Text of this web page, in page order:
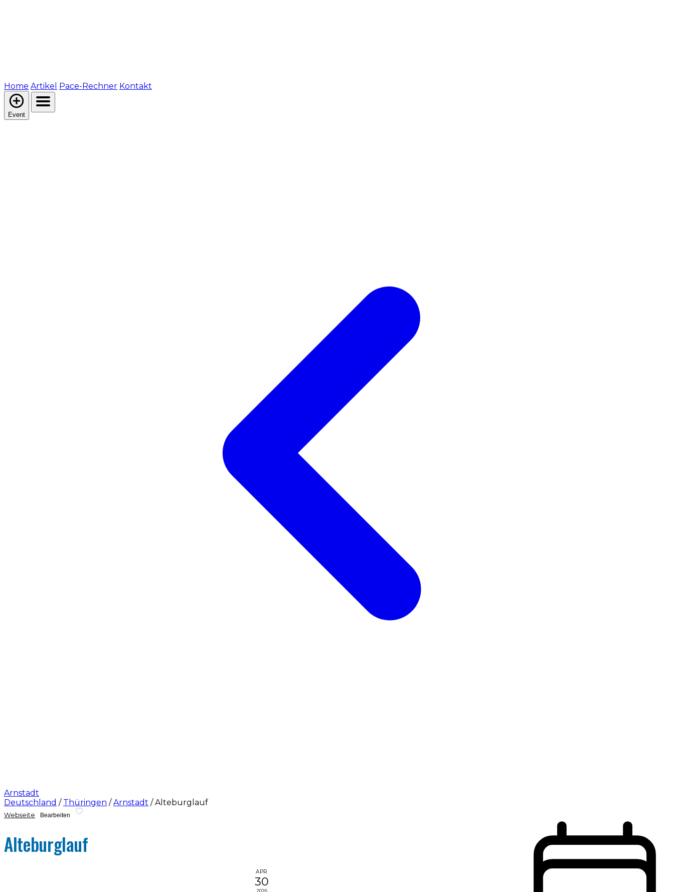
Home Artikel Pace-Rechner Kontakt
Event
Arnstadt
Deutschland / Thüringen / Arnstadt / Alteburglauf
Webseite Bearbeiten
Alteburglauf
APR
30
2026